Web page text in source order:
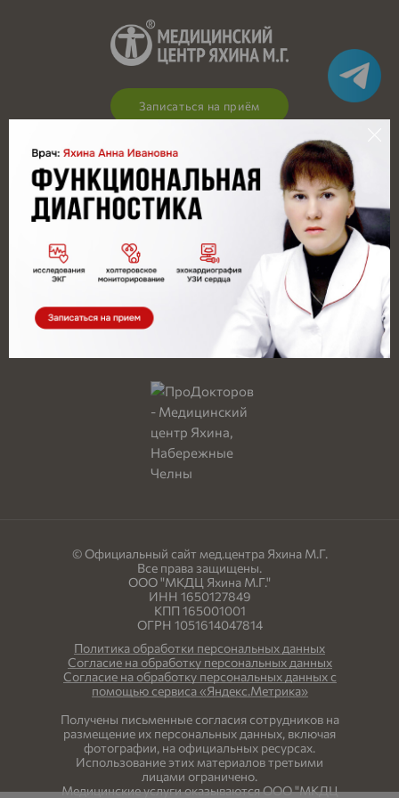
Записаться на приём
8 (8552) 358-358
8 (8552) 753-307
8-902-718-00-03
Заказать обратный звонок
Набережные Челны,
Новый город, пр. Мира, 6а,
ост. Медгородок, 9/42
© Официальный сайт мед.центра Яхина М.Г.
Все права защищены.
ООО "МКДЦ Яхина М.Г."
ИНН 1650127849
КПП 165001001
ОГРН 1051614047814
Политика обработки персональных данных
Согласие на обработку персональных данных
Согласие на обработку персональных данных с
помощью сервиса «Яндекс.Метрика»
Получены письменные согласия сотрудников на
размещение их персональных данных, включая
фотографии, на официальных ресурсах.
Использование этих материалов третьими
лицами ограничено.
Медицинские услуги оказываются ООО "МКДЦ